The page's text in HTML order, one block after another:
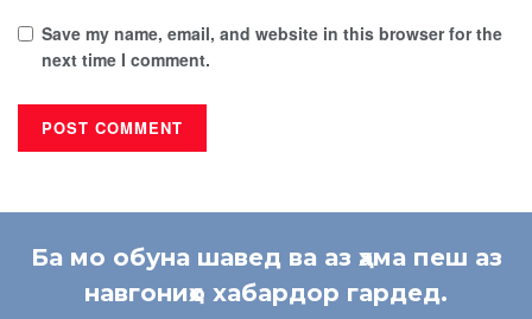
Save my name, email, and website in this browser for the
next time I comment.
Ба мо обуна шавед ва аз ҳама пеш аз
навгониҳо хабардор гардед.